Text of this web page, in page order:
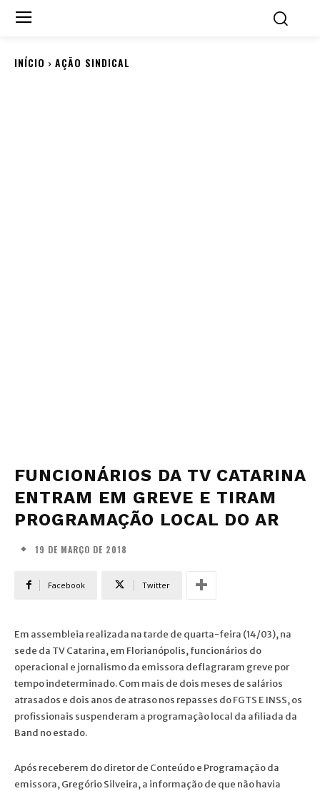
INÍCIO AÇÃO SINDICAL
FUNCIONÁRIOS DA TV CATARINA
ENTRAM EM GREVE E TIRAM
PROGRAMAÇÃO LOCAL DO AR
19 DE MARÇO DE 2018
Facebook Twitter
Em assembleia realizada na tarde de quarta-feira (14/03), na
sede da TV Catarina, em Florianópolis, funcionários do
operacional e jornalismo da emissora deflagraram greve por
tempo indeterminado. Com mais de dois meses de salários
atrasados e dois anos de atraso nos repasses do FGTS E INSS, os
profissionais suspenderam a programação local da afiliada da
Band no estado.
Após receberem do diretor de Conteúdo e Programação da
emissora, Gregório Silveira, a informação de que não havia